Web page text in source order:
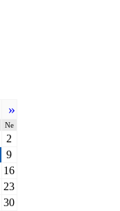
»
Ne
2
9
16
23
30